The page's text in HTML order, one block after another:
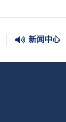
新闻中心